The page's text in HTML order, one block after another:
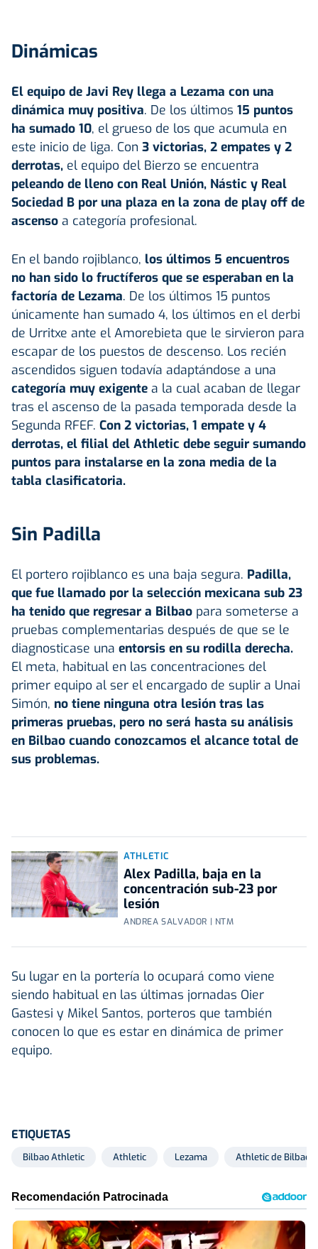
Dinámicas
El equipo de Javi Rey llega a Lezama con una
dinámica muy positiva. De los últimos 15 puntos
ha sumado 10, el grueso de los que acumula en
este inicio de liga. Con 3 victorias, 2 empates y 2
derrotas, el equipo del Bierzo se encuentra
peleando de lleno con Real Unión, Nástic y Real
Sociedad B por una plaza en la zona de play off de
ascenso a categoría profesional.
En el bando rojiblanco, los últimos 5 encuentros
no han sido lo fructíferos que se esperaban en la
factoría de Lezama. De los últimos 15 puntos
únicamente han sumado 4, los últimos en el derbi
de Urritxe ante el Amorebieta que le sirvieron para
escapar de los puestos de descenso. Los recién
ascendidos siguen todavía adaptándose a una
categoría muy exigente a la cual acaban de llegar
tras el ascenso de la pasada temporada desde la
Segunda RFEF. Con 2 victorias, 1 empate y 4
derrotas, el filial del Athletic debe seguir sumando
puntos para instalarse en la zona media de la
tabla clasificatoria.
Sin Padilla
El portero rojiblanco es una baja segura. Padilla,
que fue llamado por la selección mexicana sub 23
ha tenido que regresar a Bilbao para someterse a
pruebas complementarias después de que se le
diagnosticase una entorsis en su rodilla derecha.
El meta, habitual en las concentraciones del
primer equipo al ser el encargado de suplir a Unai
Simón, no tiene ninguna otra lesión tras las
primeras pruebas, pero no será hasta su análisis
en Bilbao cuando conozcamos el alcance total de
sus problemas.
ATHLETIC
Alex Padilla, baja en la
concentración sub-23 por
lesión
ANDREA SALVADOR | NTM
Su lugar en la portería lo ocupará como viene
siendo habitual en las últimas jornadas Oier
Gastesi y Mikel Santos, porteros que también
conocen lo que es estar en dinámica de primer
equipo.
ETIQUETAS
Bilbao Athletic Athletic Lezama Athletic de Bilbao